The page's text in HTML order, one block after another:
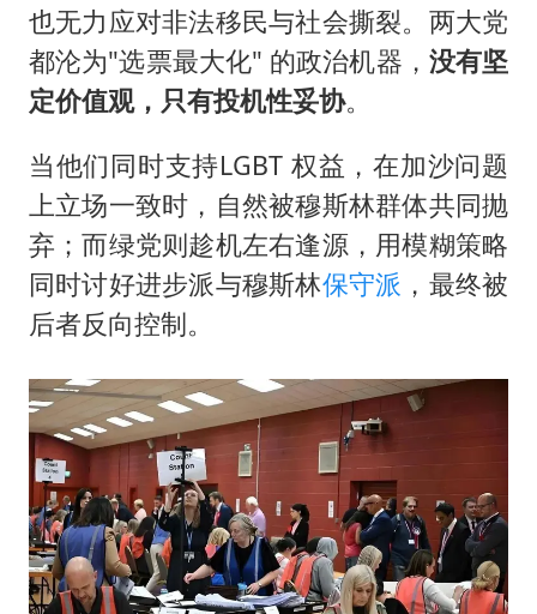
也无力应对非法移民与社会撕裂。两大党
都沦为"选票最大化" 的政治机器， 没有坚
定价值观，只有投机性妥协。
当他们同时支持LGBT 权益，在加沙问题
上立场一致时，自然被穆斯林群体共同抛
弃；而绿党则趁机左右逢源，用模糊策略
同时讨好进步派与穆斯林保守派 ，最终被
后者反向控制。